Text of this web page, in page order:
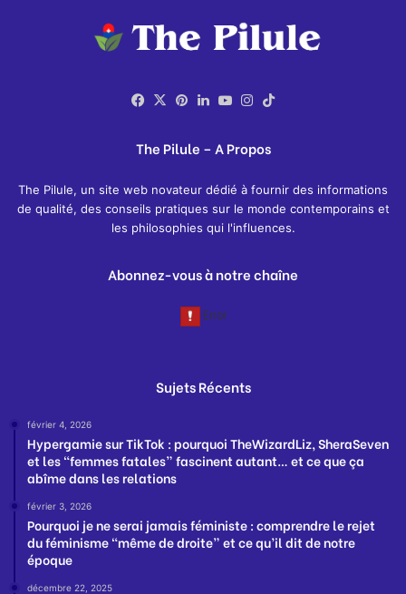
Facebook
X Pinterest
Linkedin
YouTubeInstagram
The Pilule – A Propos
The Pilule, un site web novateur dédié à fournir des informations
de qualité, des conseils pratiques sur le monde contemporains et
les philosophies qui l'influences.
Abonnez-vous à notre chaîne
Sujets Récents
février 4, 2026
Hypergamie sur TikTok : pourquoi TheWizardLiz, SheraSeven
et les “femmes fatales” fascinent autant… et ce que ça
abîme dans les relations
février 3, 2026
Pourquoi je ne serai jamais féministe : comprendre le rejet
du féminisme “même de droite” et ce qu’il dit de notre
époque
décembre 22, 2025